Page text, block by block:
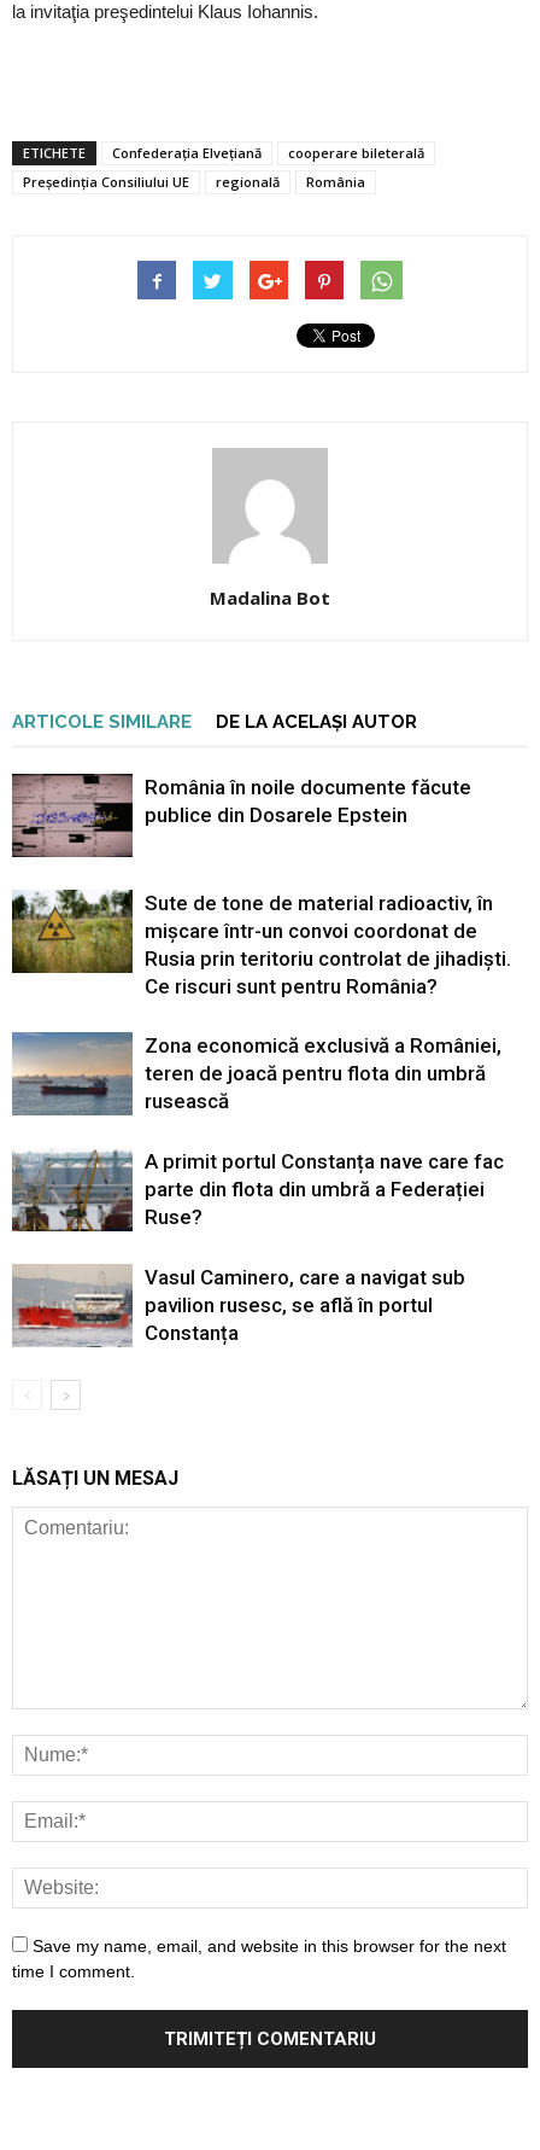
la invitaţia preşedintelui Klaus Iohannis.
ETICHETE Confederația Elvețiană
cooperare bileterală
Președinția Consiliului UE
regională România
Madalina Bot
ARTICOLE SIMILARE DE LA ACELAȘI AUTOR
România în noile documente făcute
publice din Dosarele Epstein
Sute de tone de material radioactiv, în
mișcare într-un convoi coordonat de
Rusia prin teritoriu controlat de jihadiști.
Ce riscuri sunt pentru România?
Zona economică exclusivă a României,
teren de joacă pentru flota din umbră
rusească
A primit portul Constanța nave care fac
parte din flota din umbră a Federației
Ruse?
Vasul Caminero, care a navigat sub
pavilion rusesc, se află în portul
Constanța
LĂSAȚI UN MESAJ
Save my name, email, and website in this browser for the next
time I comment.